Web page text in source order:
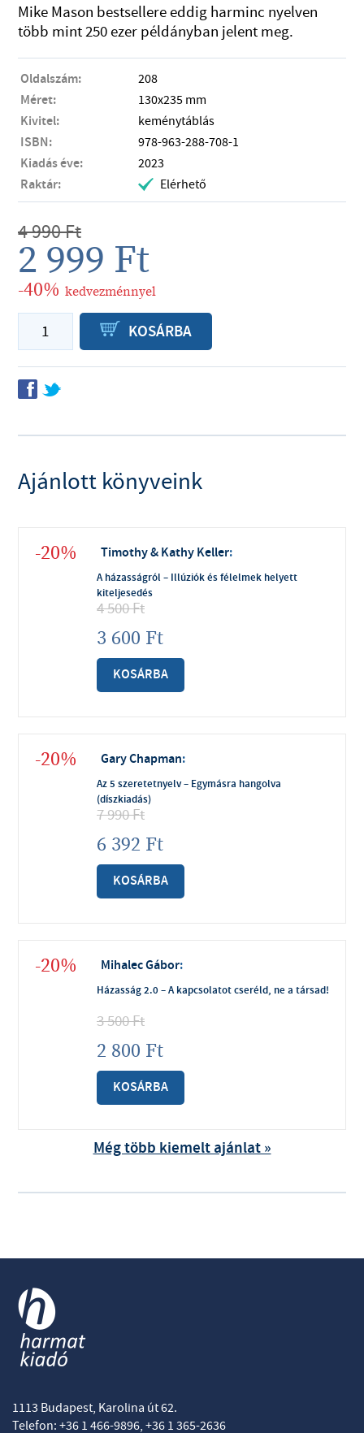
Mike Mason bestsellere eddig harminc nyelven
több mint 250 ezer példányban jelent meg.
Oldalszám: 208
Méret: 130x235 mm
Kivitel: keménytáblás
ISBN: 978-963-288-708-1
Kiadás éve: 2023
Raktár: . Elérhető
4 990Ft
2 999 Ft
-40% kedvezménnyel
P KOSÁRBA
f t
Ajánlott könyveink
-20% Timothy & Kathy Keller:
A házasságról – Illúziók és félelmek helyett
kiteljesedés
4 500Ft
3 600 Ft
KOSÁRBA
-20% Gary Chapman:
Az 5 szeretetnyelv – Egymásra hangolva
(díszkiadás)
7 990Ft
6 392 Ft
KOSÁRBA
-20% Mihalec Gábor:
Házasság 2.0 – A kapcsolatot cseréld, ne a társad!
3 500Ft
2 800 Ft
KOSÁRBA
Még több kiemelt ajánlat »
1113 Budapest, Karolina út 62.
Telefon: +36 1 466-9896, +36 1 365-2636